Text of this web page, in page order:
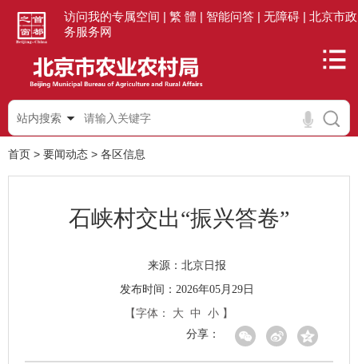
访问我的专属空间 | 繁 體 | 智能问答 | 无障碍 | 北京市政
务服务网
站内搜索
首页 > 要闻动态 > 各区信息
石峡村交出“振兴答卷”
来源： 北京日报
发布时间：2026年05月29日
【字体：
大 中 小 】
分享：